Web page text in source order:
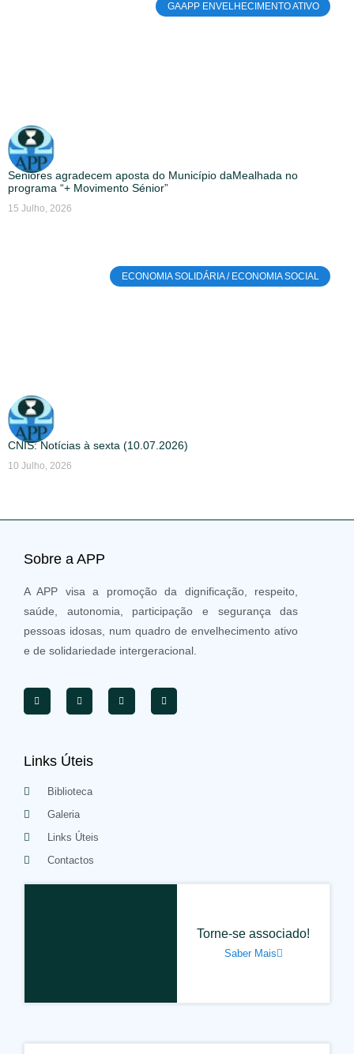
GAAPP ENVELHECIMENTO ATIVO
Seniores agradecem aposta do Município daMealhada no
programa “+ Movimento Sénior”
15 Julho, 2026
ECONOMIA SOLIDÁRIA / ECONOMIA SOCIAL
CNIS: Notícias à sexta (10.07.2026)
10 Julho, 2026
Sobre a APP
A APP visa a promoção da dignificação, respeito,
saúde, autonomia, participação e segurança das
pessoas idosas, num quadro de envelhecimento ativo
e de solidariedade intergeracional.
Links Úteis
Biblioteca
Galeria
Links Úteis
Contactos
Torne-se associado!
Saber Mais